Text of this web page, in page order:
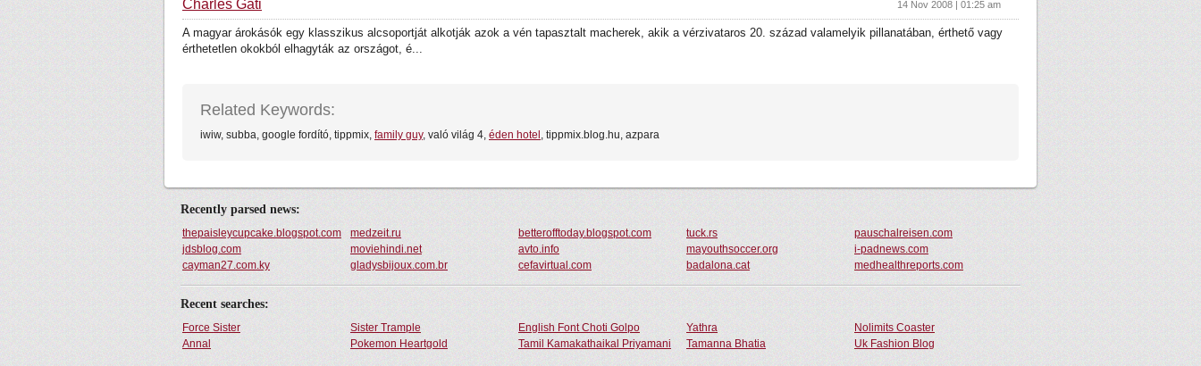
Charles Gati 14 Nov 2008 | 01:25 am
A magyar árokásók egy klasszikus alcsoportját alkotják azok a vén tapasztalt macherek, akik a vérzivataros 20. század valamelyik pillanatában, érthető vagy
érthetetlen okokból elhagyták az országot, é...
Related Keywords:
iwiw, subba, google fordító, tippmix, family guy, való világ 4, éden hotel , tippmix.blog.hu, azpara
Recently parsed news:
thepaisleycupcake.blogspot.com medzeit.ru betterofftoday.blogspot.com tuck.rs
pauschalreisen.com
jdsblog.com
moviehindi.net avto.info mayouthsoccer.org
i-padnews.com
cayman27.com.ky
gladysbijoux.com.br cefavirtual.com badalona.cat medhealthreports.com
Recent searches:
Force Sister Sister Trample English Font Choti Golpo Yathra
Nolimits Coaster
Annal
Pokemon Heartgold Tamil Kamakathaikal Priyamani Tamanna Bhatia Uk Fashion Blog